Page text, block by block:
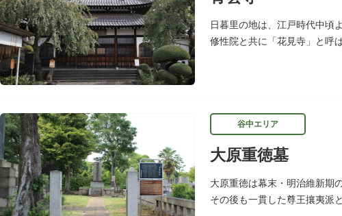
日暮里の地は、江戸時代中頃
修性院と共に「花見寺」と呼
谷中エリア
大原重徳墓
大原重徳は幕末・明治維新期
その後も一貫した尊王攘夷派